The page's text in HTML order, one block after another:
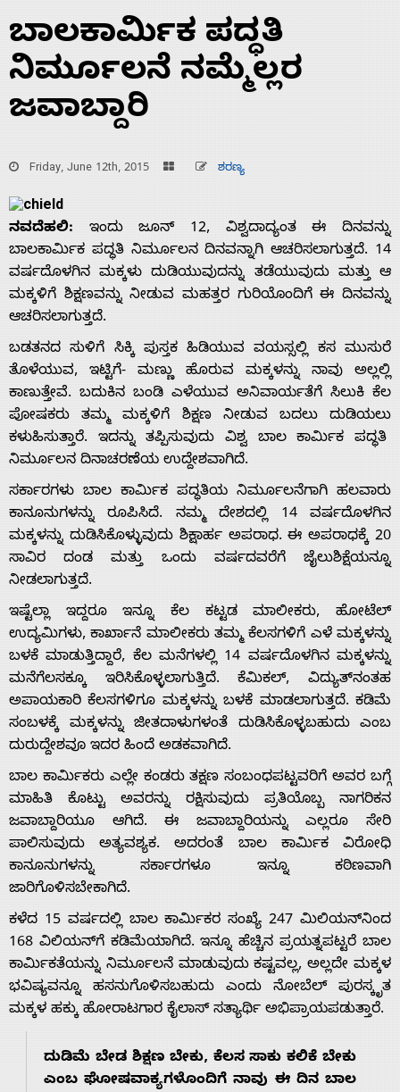
Home
About
Us
Advertise
With
ಬಾಲಕಾರ್ಮಿಕ ಪದ್ಧತಿ
ನಿರ್ಮೂಲನೆ ನಮ್ಮೆಲ್ಲರ
ಜವಾಬ್ದಾರಿ
Friday, June 12th, 2015 ಶರಣ್ಯ
ನವದೆಹಲಿ: ಇಂದು ಜೂನ್ 12, ವಿಶ್ವದಾದ್ಯಂತ ಈ ದಿನವನ್ನು
ಬಾಲಕಾರ್ಮಿಕ ಪದ್ಧತಿ ನಿರ್ಮೂಲನ ದಿನವನ್ನಾಗಿ ಆಚರಿಸಲಾಗುತ್ತದೆ. 14
ವರ್ಷದೊಳಗಿನ ಮಕ್ಕಳು ದುಡಿಯುವುದನ್ನು ತಡೆಯುವುದು ಮತ್ತು ಆ
ಮಕ್ಕಳಿಗೆ ಶಿಕ್ಷಣವನ್ನು ನೀಡುವ ಮಹತ್ತರ ಗುರಿಯೊಂದಿಗೆ ಈ ದಿನವನ್ನು
ಆಚರಿಸಲಾಗುತ್ತದೆ.
ಬಡತನದ ಸುಳಿಗೆ ಸಿಕ್ಕಿ ಪುಸ್ತಕ ಹಿಡಿಯುವ ವಯಸ್ಸಲ್ಲಿ ಕಸ ಮುಸುರೆ
ತೊಳೆಯುವ, ಇಟ್ಟಿಗೆ- ಮಣ್ಣು ಹೊರುವ ಮಕ್ಕಳನ್ನು ನಾವು ಅಲ್ಲಲ್ಲಿ
ಕಾಣುತ್ತೇವೆ. ಬದುಕಿನ ಬಂಡಿ ಎಳೆಯುವ ಅನಿವಾರ್ಯತೆಗೆ ಸಿಲುಕಿ ಕೆಲ
ಪೋಷಕರು ತಮ್ಮ ಮಕ್ಕಳಿಗೆ ಶಿಕ್ಷಣ ನೀಡುವ ಬದಲು ದುಡಿಯಲು
ಕಳುಹಿಸುತ್ತಾರೆ. ಇದನ್ನು ತಪ್ಪಿಸುವುದು ವಿಶ್ವ ಬಾಲ ಕಾರ್ಮಿಕ ಪದ್ಧತಿ
ನಿರ್ಮೂಲನ ದಿನಾಚರಣೆಯ ಉದ್ದೇಶವಾಗಿದೆ.
ಸರ್ಕಾರಗಳು ಬಾಲ ಕಾರ್ಮಿಕ ಪದ್ಧತಿಯ ನಿರ್ಮೂಲನೆಗಾಗಿ ಹಲವಾರು
ಕಾನೂನುಗಳನ್ನು ರೂಪಿಸಿದೆ. ನಮ್ಮ ದೇಶದಲ್ಲಿ 14 ವರ್ಷದೊಳಗಿನ
ಮಕ್ಕಳನ್ನು ದುಡಿಸಿಕೊಳ್ಳುವುದು ಶಿಕ್ಷಾರ್ಹ ಅಪರಾಧ. ಈ ಅಪರಾಧಕ್ಕೆ 20
ಸಾವಿರ ದಂಡ ಮತ್ತು ಒಂದು ವರ್ಷದವರೆಗೆ ಜೈಲುಶಿಕ್ಷೆಯನ್ನೂ
ನೀಡಲಾಗುತ್ತದೆ.
ಇಷ್ಟೆಲ್ಲಾ ಇದ್ದರೂ ಇನ್ನೂ ಕೆಲ ಕಟ್ಟಡ ಮಾಲೀಕರು, ಹೋಟೆಲ್
ಉದ್ಯಮಿಗಳು, ಕಾರ್ಖಾನೆ ಮಾಲೀಕರು ತಮ್ಮ ಕೆಲಸಗಳಿಗೆ ಎಳೆ ಮಕ್ಕಳನ್ನು
ಬಳಕೆ ಮಾಡುತ್ತಿದ್ದಾರೆ, ಕೆಲ ಮನೆಗಳಲ್ಲಿ 14 ವರ್ಷದೊಳಗಿನ ಮಕ್ಕಳನ್ನು
ಮನೆಗೆಲಸಕ್ಕೂ ಇರಿಸಿಕೊಳ್ಳಲಾಗುತ್ತಿದೆ. ಕೆಮಿಕಲ್, ವಿದ್ಯುತ್‌ನಂತಹ
ಅಪಾಯಕಾರಿ ಕೆಲಸಗಳಿಗೂ ಮಕ್ಕಳನ್ನು ಬಳಕೆ ಮಾಡಲಾಗುತ್ತದೆ. ಕಡಿಮೆ
ಸಂಬಳಕ್ಕೆ ಮಕ್ಕಳನ್ನು ಜೀತದಾಳುಗಳಂತೆ ದುಡಿಸಿಕೊಳ್ಳಬಹುದು ಎಂಬ
ದುರುದ್ದೇಶವೂ ಇದರ ಹಿಂದೆ ಅಡಕವಾಗಿದೆ.
ಬಾಲ ಕಾರ್ಮಿಕರು ಎಲ್ಲೇ ಕಂಡರು ತಕ್ಷಣ ಸಂಬಂಧಪಟ್ಟವರಿಗೆ ಅವರ ಬಗ್ಗೆ
ಮಾಹಿತಿ ಕೊಟ್ಟು ಅವರನ್ನು ರಕ್ಷಿಸುವುದು ಪ್ರತಿಯೊಬ್ಬ ನಾಗರಿಕನ
ಜವಾಬ್ದಾರಿಯೂ ಆಗಿದೆ. ಈ ಜವಾಬ್ದಾರಿಯನ್ನು ಎಲ್ಲರೂ ಸೇರಿ
ಪಾಲಿಸುವುದು ಅತ್ಯವಶ್ಯಕ. ಅದರಂತೆ ಬಾಲ ಕಾರ್ಮಿಕ ವಿರೋಧಿ
ಕಾನೂನುಗಳನ್ನು ಸರ್ಕಾರಗಳೂ ಇನ್ನೂ ಕಠಿಣವಾಗಿ
ಜಾರಿಗೊಳಿಸಬೇಕಾಗಿದೆ.
ಕಳೆದ 15 ವರ್ಷದಲ್ಲಿ ಬಾಲ ಕಾರ್ಮಿಕರ ಸಂಖ್ಯೆ 247 ಮಿಲಿಯನ್‌ನಿಂದ
168 ವಿಲಿಯನ್‌ಗೆ ಕಡಿಮೆಯಾಗಿದೆ. ಇನ್ನೂ ಹೆಚ್ಚಿನ ಪ್ರಯತ್ನಪಟ್ಟರೆ ಬಾಲ
ಕಾರ್ಮಿಕತೆಯನ್ನು ನಿರ್ಮೂಲನೆ ಮಾಡುವುದು ಕಷ್ಟವಲ್ಲ, ಅಲ್ಲದೇ ಮಕ್ಕಳ
ಭವಿಷ್ಯವನ್ನೂ ಹಸನುಗೊಳಿಸಬಹುದು ಎಂದು ನೋಬೆಲ್ ಪುರಸ್ಕೃತ
ಮಕ್ಕಳ ಹಕ್ಕು ಹೋರಾಟಗಾರ ಕೈಲಾಸ್ ಸತ್ಯಾರ್ಥಿ ಅಭಿಪ್ರಾಯಪಡುತ್ತಾರೆ.
ದುಡಿಮೆ ಬೇಡ ಶಿಕ್ಷಣ ಬೇಕು, ಕೆಲಸ ಸಾಕು ಕಲಿಕೆ ಬೇಕು
ಎಂಬ ಘೋಷವಾಕ್ಯಗಳೊಂದಿಗೆ ನಾವು ಈ ದಿನ ಬಾಲ